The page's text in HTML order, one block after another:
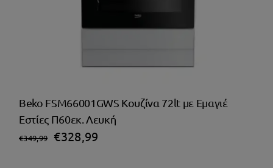
Beko FSM66001GWS Κουζίνα 72lt με Εμαγιέ
Εστίες Π60εκ. Λευκή
€349,99
Original
€328,99